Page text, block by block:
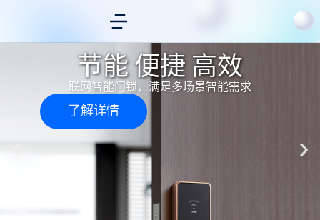
节能 便捷 高效
联网智能门锁，满足多场景智能需求
了解详情